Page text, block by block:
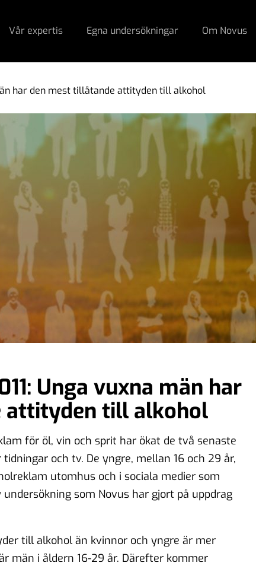
Vår expertis Egna undersökningar Om Novus
har den mest tillåtande attityden till alkohol
Unga vuxna män har
attityden till alkohol
för öl, vin och sprit har ökat de två senaste
och tv. De yngre, mellan 16 och 29 år,
utomhus och i sociala medier som
undersökning som Novus har gjort på uppdrag
till alkohol än kvinnor och yngre är mer
män i åldern 16-29 år. Därefter kommer